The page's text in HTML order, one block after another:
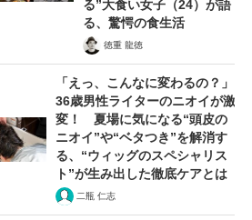
る”大食い女子（24）が語
る、驚愕の食生活
徳重 龍徳
「えっ、こんなに変わるの？」
36歳男性ライターのニオイが激
変！ 夏場に気になる“頭皮の
ニオイ”や“ベタつき”を解消す
る、“ウィッグのスペシャリス
ト”が生み出した徹底ケアとは
二瓶 仁志